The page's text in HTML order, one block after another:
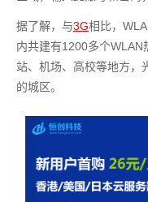
据了解，与3G相比，
内共建有1200多个
站、机场、高校等地方，
的城区。